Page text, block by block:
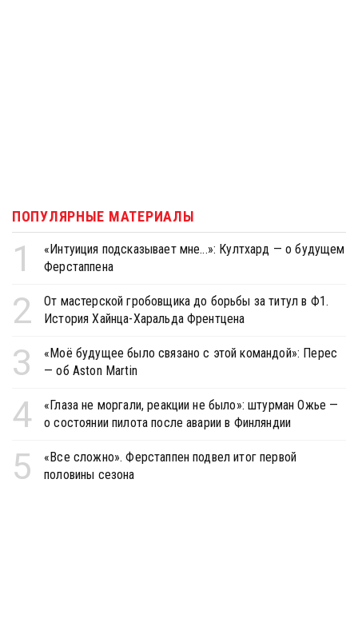
ПОПУЛЯРНЫЕ МАТЕРИАЛЫ
1
«Интуиция подсказывает мне...»: Култхард — о будущем
Ферстаппена
2
От мастерской гробовщика до борьбы за титул в Ф1.
История Хайнца-Харальда Френтцена
3
«Моё будущее было связано с этой командой»: Перес
— об Aston Martin
4
«Глаза не моргали, реакции не было»: штурман Ожье —
о состоянии пилота после аварии в Финляндии
5
«Все сложно». Ферстаппен подвел итог первой
половины сезона